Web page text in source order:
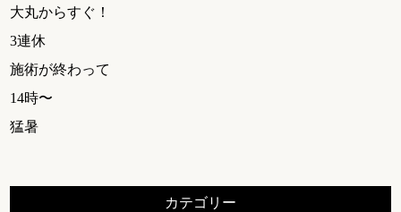
大丸からすぐ！
3連休
施術が終わって
14時〜
猛暑
カテゴリー